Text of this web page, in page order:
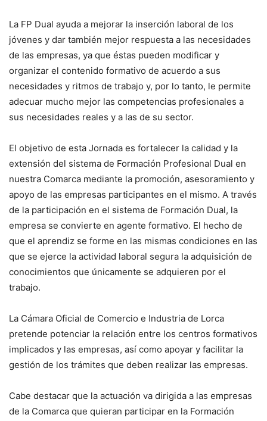
La FP Dual ayuda a mejorar la inserción laboral de los
jóvenes y dar también mejor respuesta a las necesidades
de las empresas, ya que éstas pueden modificar y
organizar el contenido formativo de acuerdo a sus
necesidades y ritmos de trabajo y, por lo tanto, le permite
adecuar mucho mejor las competencias profesionales a
sus necesidades reales y a las de su sector.
El objetivo de esta Jornada es fortalecer la calidad y la
extensión del sistema de Formación Profesional Dual en
nuestra Comarca mediante la promoción, asesoramiento y
apoyo de las empresas participantes en el mismo. A través
de la participación en el sistema de Formación Dual, la
empresa se convierte en agente formativo. El hecho de
que el aprendiz se forme en las mismas condiciones en las
que se ejerce la actividad laboral segura la adquisición de
conocimientos que únicamente se adquieren por el
trabajo.
La Cámara Oficial de Comercio e Industria de Lorca
pretende potenciar la relación entre los centros formativos
implicados y las empresas, así como apoyar y facilitar la
gestión de los trámites que deben realizar las empresas.
Cabe destacar que la actuación va dirigida a las empresas
de la Comarca que quieran participar en la Formación